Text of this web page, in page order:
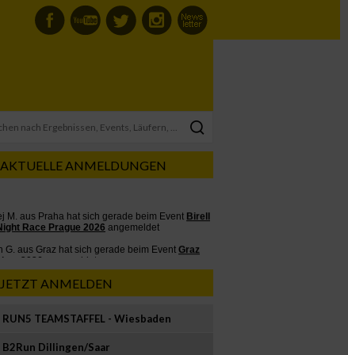
AKTUELLE ANMELDUNGEN
JETZT ANMELDEN
RUN5 TEAMSTAFFEL - Wiesbaden
B2Run Dillingen/Saar